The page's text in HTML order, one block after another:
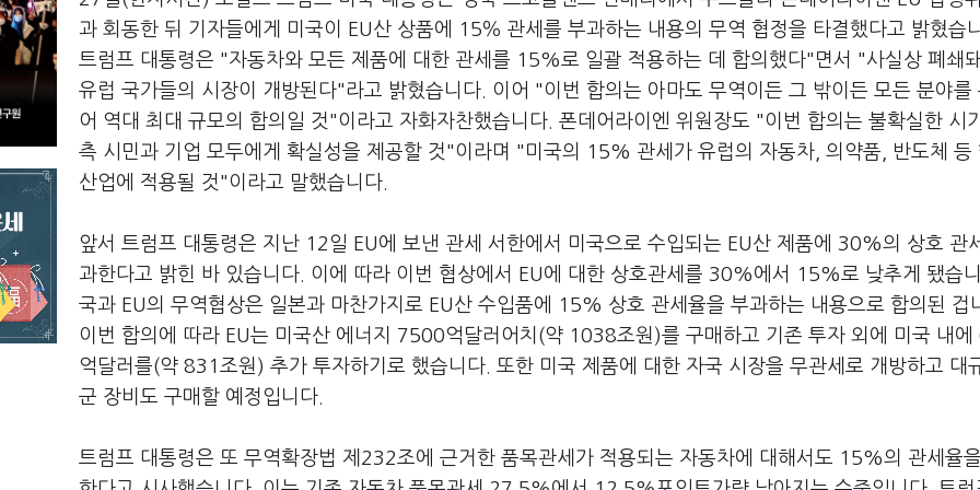
과 회동한 뒤 기자들에게 미국이 EU산 상품에 15％ 관세를 부과하는 내용의 무역 협정을 타결했다고 밝혔습
트럼프 대통령은 "자동차와 모든 제품에 대한 관세를 15%로 일괄 적용하는 데 합의했다"면서 "사실상 폐쇄
유럽 국가들의 시장이 개방된다"라고 밝혔습니다. 이어 "이번 합의는 아마도 무역이든 그 밖이든 모든 분야를
어 역대 최대 규모의 합의일 것"이라고 자화자찬했습니다. 폰데어라이엔 위원장도 "이번 합의는 불확실한 시
측 시민과 기업 모두에게 확실성을 제공할 것"이라며 "미국의 15% 관세가 유럽의 자동차, 의약품, 반도체 등
산업에 적용될 것"이라고 말했습니다.
앞서 트럼프 대통령은 지난 12일 EU에 보낸 관세 서한에서 미국으로 수입되는 EU산 제품에 30%의 상호 관
과한다고 밝힌 바 있습니다. 이에 따라 이번 협상에서 EU에 대한 상호관세를 30%에서 15%로 낮추게 됐습
국과 EU의 무역협상은 일본과 마찬가지로 EU산 수입품에 15% 상호 관세율을 부과하는 내용으로 합의된 겁
이번 합의에 따라 EU는 미국산 에너지 7500억달러어치(약 1038조원)를 구매하고 기존 투자 외에 미국 내
억달러를(약 831조원) 추가 투자하기로 했습니다. 또한 미국 제품에 대한 자국 시장을 무관세로 개방하고 대
군 장비도 구매할 예정입니다.
트럼프 대통령은 또 무역확장법 제232조에 근거한 품목관세가 적용되는 자동차에 대해서도 15%의 관세율